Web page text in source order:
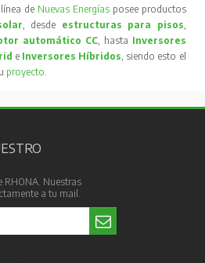
de Nuevas Energíasposee productos
, desde estructuras para pisos
automático CC, hasta Inversores
e Inversores Híbridos , siendo esto el
proyecto
Nuestras
a tu mail.